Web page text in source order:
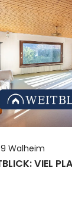
Walheim
VIEL